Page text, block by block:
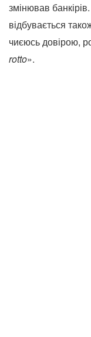
змінював
відбувається
чиєюсь довірою,
rotto».